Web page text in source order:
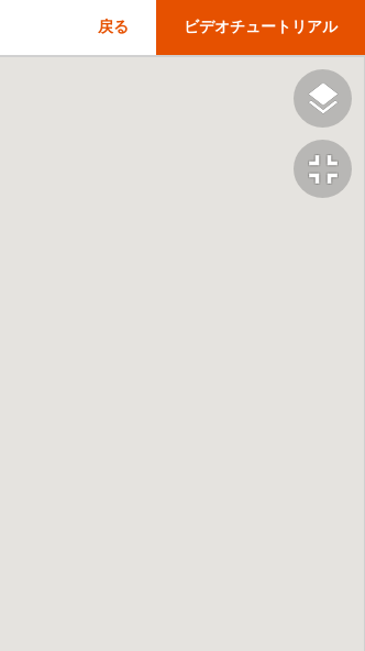
ビデオチュートリアル
戻る
fullscreen_exit